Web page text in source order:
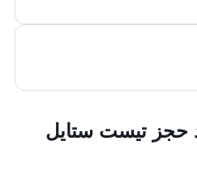
حجز تيست ستايل